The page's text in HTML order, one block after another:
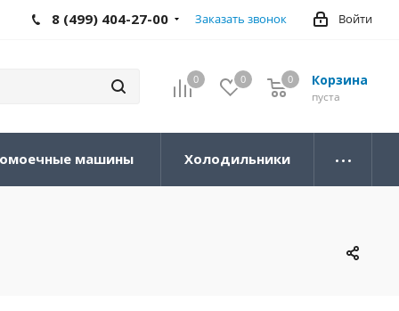
Войти
8 (499) 404-27-00 Заказать звонок
0 0 Корзина
0
пуста
0
машины Холодильники